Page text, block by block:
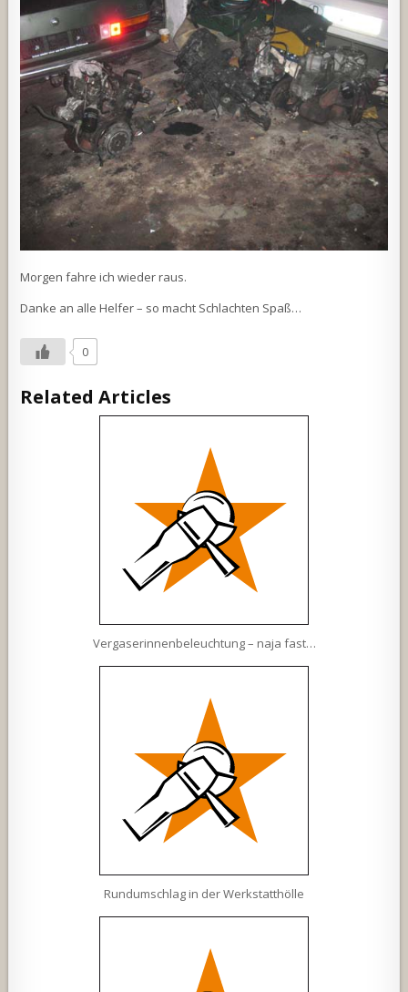
Morgen fahre ich wieder raus.
Danke an alle Helfer – so macht Schlachten Spaß…
0
Related Articles
Vergaserinnenbeleuchtung – naja fast…
Rundumschlag in der Werkstatthölle